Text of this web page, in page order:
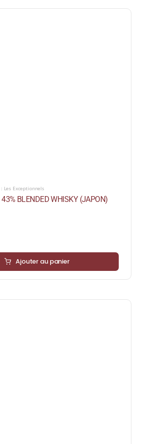
: Les Exceptionnels
BLENDED WHISKY (JAPON)
Ajouter au panier